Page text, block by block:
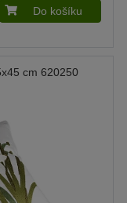
Do košíku
cm 620250